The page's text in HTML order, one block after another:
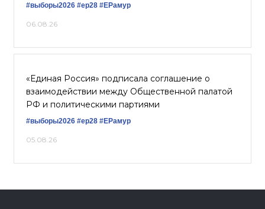
#выборы2026 #ер28 #ЕРамур
06.08.26
«Единая Россия» подписала соглашение о
взаимодействии между Общественной палатой
РФ и политическими партиями
#выборы2026 #ер28 #ЕРамур
05.08.26